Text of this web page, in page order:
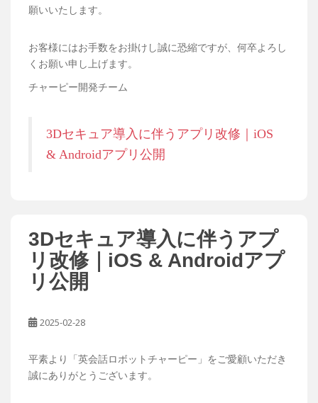
願いいたします。
お客様にはお手数をお掛けし誠に恐縮ですが、何卒よろし
くお願い申し上げます。
チャーピー開発チーム
3Dセキュア導入に伴うアプリ改修｜iOS
& Androidアプリ公開
3Dセキュア導入に伴うアプ
リ改修｜iOS & Androidアプ
リ公開
2025-02-28
平素より「英会話ロボットチャーピー」をご愛顧いただき
誠にありがとうございます。